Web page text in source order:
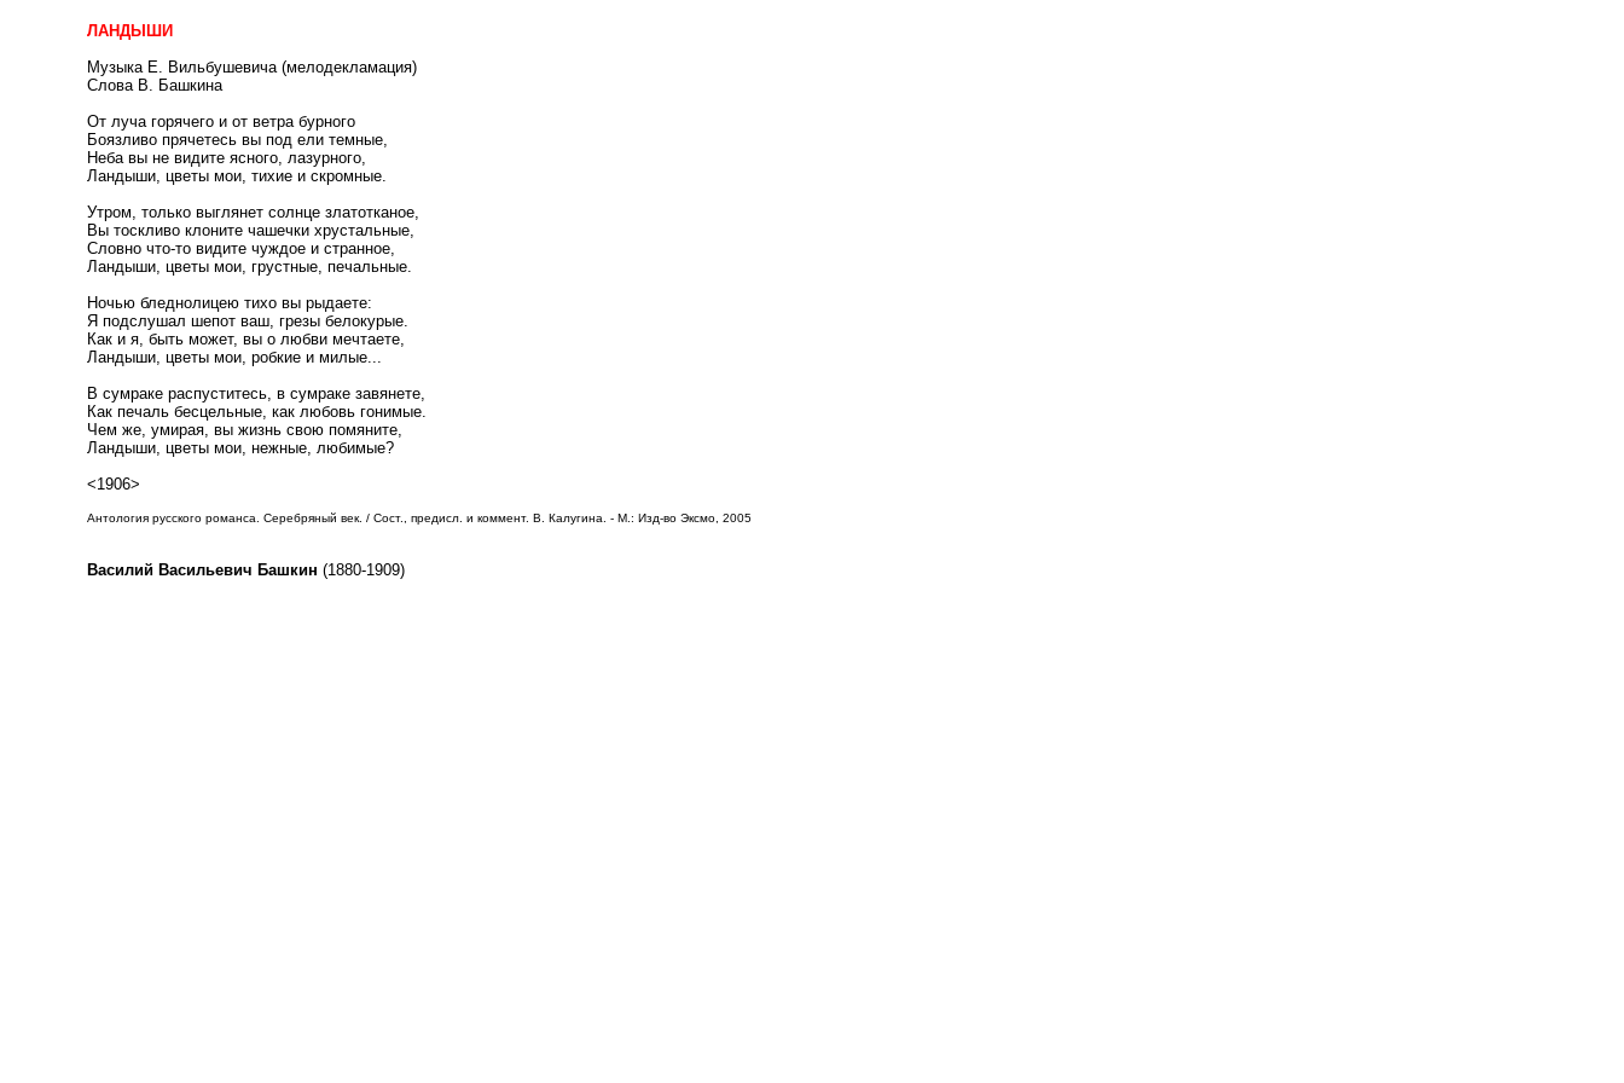
ЛАНДЫШИ
Музыка Е. Вильбушевича (мелодекламация)
Слова В. Башкина
От луча горячего и от ветра бурного
Боязливо прячетесь вы под ели темные,
Неба вы не видите ясного, лазурного,
Ландыши, цветы мои, тихие и скромные.
Утром, только выглянет солнце златотканое,
Вы тоскливо клоните чашечки хрустальные,
Словно что-то видите чуждое и странное,
Ландыши, цветы мои, грустные, печальные.
Ночью бледнолицею тихо вы рыдаете:
Я подслушал шепот ваш, грезы белокурые.
Как и я, быть может, вы о любви мечтаете,
Ландыши, цветы мои, робкие и милые...
В сумраке распуститесь, в сумраке завянете,
Как печаль бесцельные, как любовь гонимые.
Чем же, умирая, вы жизнь свою помяните,
Ландыши, цветы мои, нежные, любимые?
<1906>
Антология русского романса. Серебряный век. / Сост., предисл. и коммент. В. Калугина. - М.: Изд-во Эксмо, 2005
Василий Васильевич Башкин (1880-1909)